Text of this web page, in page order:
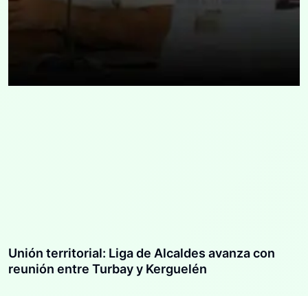
Unión territorial: Liga de Alcaldes avanza con
reunión entre Turbay y Kerguelén